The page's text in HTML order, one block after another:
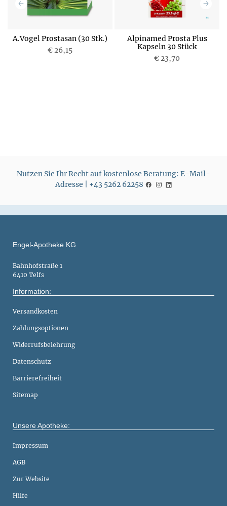
A.Vogel Prostasan (30 Stk.)
€ 26,15
Alpinamed Prosta Plus
Kapseln 30 Stück
€ 23,70
Nutzen Sie Ihr Recht auf kostenlose Beratung: E-Mail-
Adresse | +43 5262 62258
Engel-Apotheke KG
Bahnhofstraße 1
6410 Telfs
Information:
Versandkosten
Zahlungsoptionen
Widerrufsbelehrung
Datenschutz
Barrierefreiheit
Sitemap
Unsere Apotheke:
Impressum
AGB
Zur Website
Hilfe